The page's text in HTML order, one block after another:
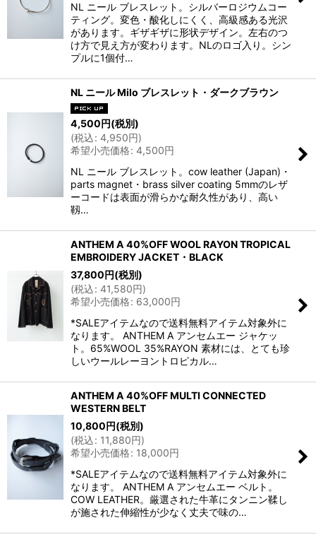
NL ニール ブレスレット。シルバーロジウムコー
ティング。変色・酸化しにくく、高級感ある光沢
があります。ギザギザに形状デザイン。左右のつ
け方で見え方が変わります。NLのロゴ入り。シン
プルに1個付…
NL ニール Milo ブレスレット・ダークブラウン
4,500円(税別)
(税込: 4,950円)
希望小売価格: 4,500円
NL ニール ブレスレット。cow leather (Japan)・
parts magnet・brass silver coating 5mmのレザ
ーコードは表面が滑らかな耐久性があり、高い
靱…
ANTHEM A 40%OFF WOOL RAYON TROPICAL
EMBROIDERY JACKET・BLACK
37,800円(税別)
(税込: 41,580円)
希望小売価格: 63,000円
*SALEアイテムなので送料無料アイテム対象外に
なります。 ANTHEM A アンセムエー ジャケッ
ト。65%WOOL 35%RAYON 素材には、とても珍
しいウールレーヨントロピカル…
ANTHEM A 40%OFF MULTI CONNECTED
WESTERN BELT
10,800円(税別)
(税込: 11,880円)
希望小売価格: 18,000円
*SALEアイテムなので送料無料アイテム対象外に
なります。 ANTHEM A アンセムエー ベルト。
COW LEATHER。厳選された牛革にタンニン鞣し
が施された伸縮性が少なく丈夫で味の…